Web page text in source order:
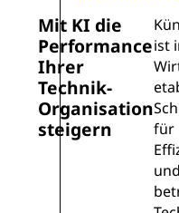
Mit KI die
Performance
Ihrer
Technik-
Organisation
steigern
ist
für